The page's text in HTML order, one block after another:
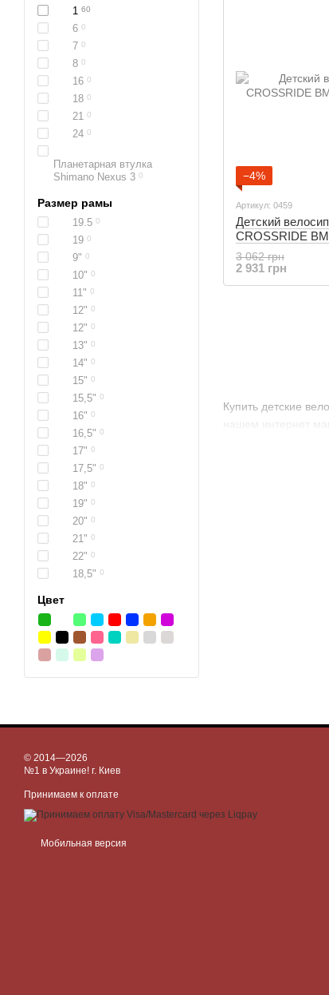
Купить детские
нашем интернет
−4%
Артикул: 0459
Детский
CROSSRIDE
3 062 грн
2 931 грн
1 60
6 0
7 0
8 0
16 0
18 0
21 0
24 0
Планетарная втулка
Shimano Nexus 3 0
Размер рамы
19.5 0
19 0
9" 0
10" 0
11" 0
12" 0
12" 0
13" 0
14" 0
15" 0
15,5" 0
16" 0
16,5" 0
17" 0
17,5" 0
18" 0
19" 0
20" 0
21" 0
22" 0
18,5" 0
Цвет
© 2014—2026
№1 в Украине! г. Киев
Принимаем к оплате
Мобильная версия